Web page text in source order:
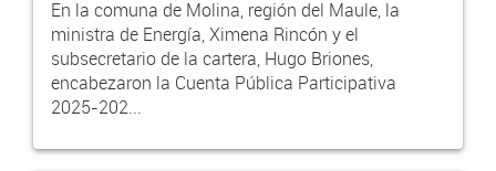
En la comuna de Molina, región del Maule, la
ministra de Energía, Ximena Rincón y el
subsecretario de la cartera, Hugo Briones,
encabezaron la Cuenta Pública Participativa
2025-202...